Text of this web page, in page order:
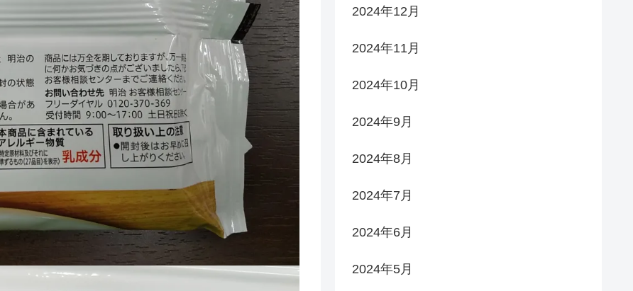
2024年12月
2024年11月
2024年10月
2024年9月
2024年8月
2024年7月
2024年6月
2024年5月